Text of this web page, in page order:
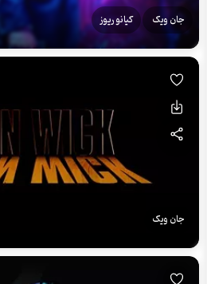
جان ویک کیانو ریوز
جان ویک